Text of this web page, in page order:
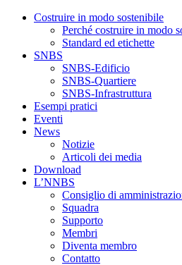
Costruire in modo sostenibile
Perché costruire in modo
Standard ed etichette
SNBS
SNBS-Edificio
SNBS-Quartiere
SNBS-Infrastruttura
Esempi pratici
Eventi
News
Notizie
Articoli dei media
Download
L’NNBS
Consiglio di
Squadra
Supporto
Membri
Diventa membro
Contatto